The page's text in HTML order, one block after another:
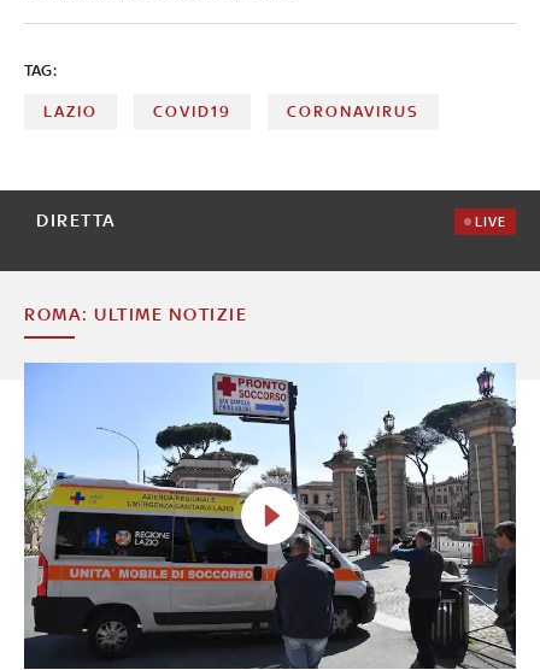
TAG:
LAZIO COVID19 CORONAVIRUS
DIRETTA LIVE
ROMA: ULTIME NOTIZIE